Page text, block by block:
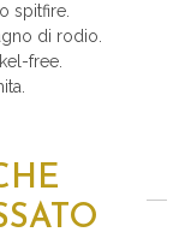
spitfire.
di rodio.
free.